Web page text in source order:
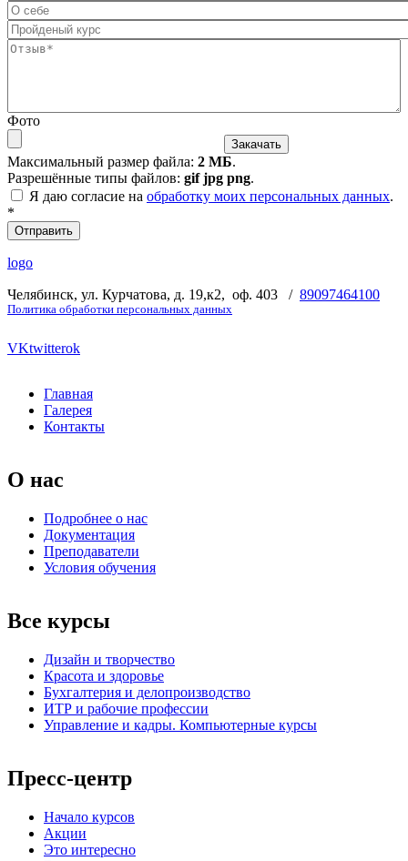
О себе
Пройденый курс
Отзыв*
Фото
Максимальный размер файла: 2 МБ.
Разрешённые типы файлов: gif jpg png.
Я даю согласие на обработку моих персональных данных.
*
logo
Челябинск, ул. Курчатова, д. 19,к2, оф. 403 / 89097464100
Политика обработки персональных данных
VKtwitterok
Главная
Галерея
Контакты
О нас
Подробнее о нас
Документация
Преподаватели
Условия обучения
Все курсы
Дизайн и творчество
Красота и здоровье
Бухгалтерия и делопроизводство
ИТР и рабочие профессии
Управление и кадры. Компьютерные курсы
Пресс-центр
Начало курсов
Акции
Это интересно